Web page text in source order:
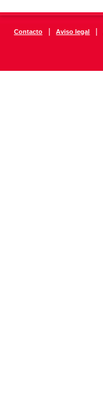
Contacto | Aviso legal |